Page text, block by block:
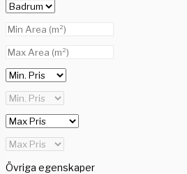
Övriga egenskaper